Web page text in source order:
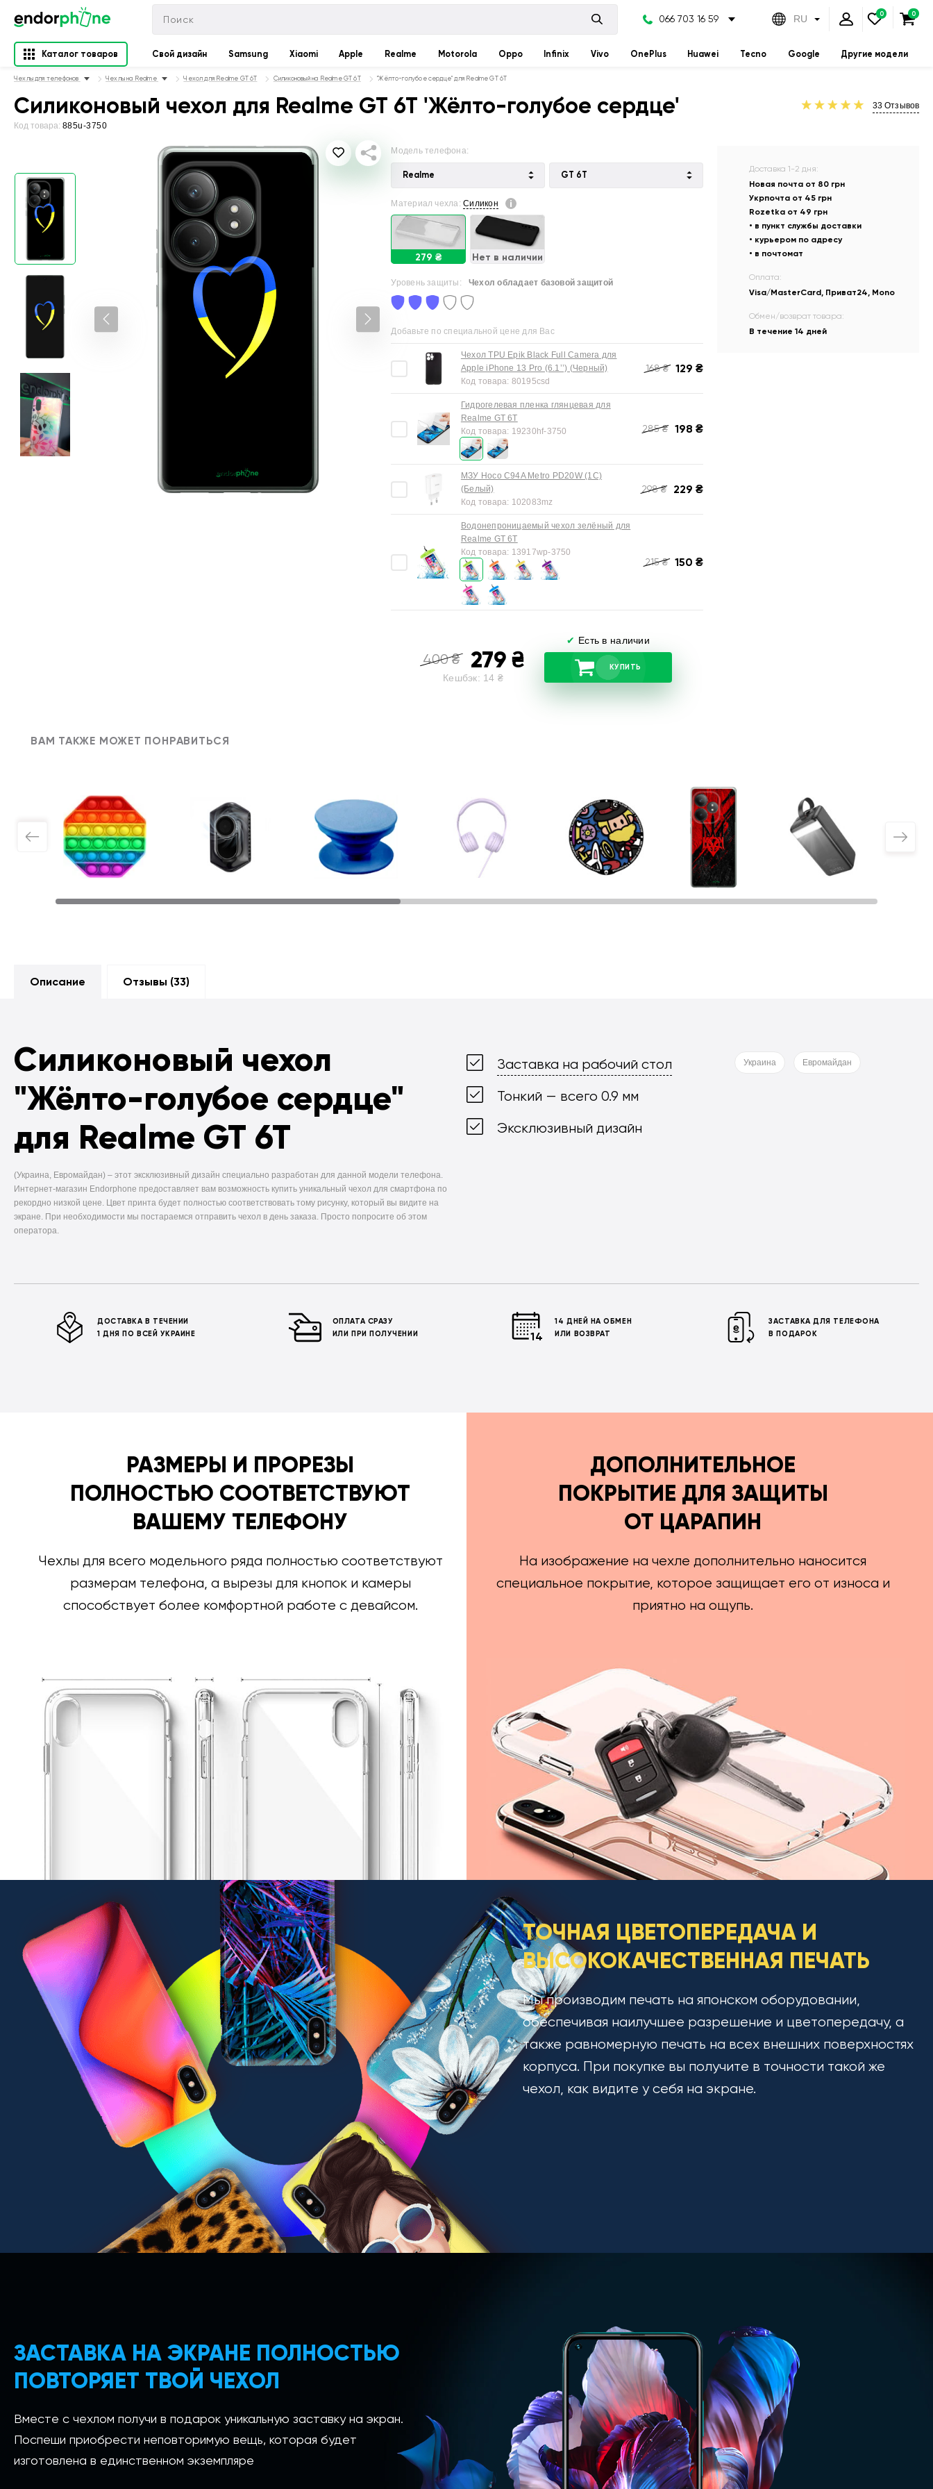
066 703 16 59 RU
Каталог товаров Свой дизайн Samsung Xiaomi Apple Realme Motorola Oppo Infinix Vivo OnePlus Huawei Tecno Google Другие модели
Чехлы для телефонов Чехлы на Realme Чехол для Realme GT 6T Силиконовый на Realme GT 6T "Жёлто-голубое сердце" для Realme GT 6T
Силиконовый чехол для Realme GT 6T 'Жёлто-голубое сердце'
Код товара: 885u-3750
33 Отзывов
Модель телефона:
Realme GT 6T
Материал чехла:Силикон
279 ₴ Нет в наличии
Уровень защиты: Чехол обладает базовой защитой
Добавьте по специальной цене для Вас
Чехол TPU Epik Black Full Camera для
Apple iPhone 13 Pro (6.1’’) (Черный)
Код товара: 80195csd
168₴ 129 ₴
Гидрогелевая пленка глянцевая для
Realme GT 6T
Код товара: 19230hf-3750 285₴ 198 ₴
МЗУ Hoco C94A Metro PD20W (1C)
(Белый)
Код товара: 102083mz
298₴ 229 ₴
Водонепроницаемый чехол зелёный для
Realme GT 6T
Код товара: 13917wp-3750
215₴ 150 ₴
400₴ 279 ₴
Кешбэк: 14 ₴
✔ Есть в наличии
КУПИТЬ
Доставка 1-2 дня:
Новая почта от 80 грн
Укрпочта от 45 грн
Rozetka от 49 грн
• в пункт службы доставки
• курьером по адресу
• в почтомат
Оплата:
Visa/MasterCard, Приват24, Mono
Обмен/возврат товара:
В течение 14 дней
ВАМ ТАКЖЕ МОЖЕТ ПОНРАВИТЬСЯ
Описание Отзывы (33)
Силиконовый чехол
"Жёлто-голубое сердце"
для Realme GT 6T
(Украина, Евромайдан) – этот эксклюзивный дизайн специально разработан для данной модели телефона.
Интернет-магазин Endorphone предоставляет вам возможность купить уникальный чехол для смартфона по
рекордно низкой цене. Цвет принта будет полностью соответствовать тому рисунку, который вы видите на
экране. При необходимости мы постараемся отправить чехол в день заказа. Просто попросите об этом
оператора.
Заставка на рабочий стол
Тонкий — всего 0.9 мм
Эксклюзивный дизайн
Украина Евромайдан
ДОСТАВКА В ТЕЧЕНИИ
1 ДНЯ ПО ВСЕЙ УКРАИНЕ
ОПЛАТА СРАЗУ
ИЛИ ПРИ ПОЛУЧЕНИИ
14 ДНЕЙ НА ОБМЕН
ИЛИ ВОЗВРАТ
ЗАСТАВКА ДЛЯ ТЕЛЕФОНА
В ПОДАРОК
РАЗМЕРЫ И ПРОРЕЗЫ
ПОЛНОСТЬЮ СООТВЕТСТВУЮТ
ВАШЕМУ ТЕЛЕФОНУ
Чехлы для всего модельного ряда полностью соответствуют
размерам телефона, а вырезы для кнопок и камеры
способствует более комфортной работе с девайсом.
ДОПОЛНИТЕЛЬНОЕ
ПОКРЫТИЕ ДЛЯ ЗАЩИТЫ
ОТ ЦАРАПИН
На изображение на чехле дополнительно наносится
специальное покрытие, которое защищает его от износа и
приятно на ощупь.
ТОЧНАЯ ЦВЕТОПЕРЕДАЧА И
ВЫСОКОКАЧЕСТВЕННАЯ ПЕЧАТЬ
Мы производим печать на японском оборудовании,
обеспечивая наилучшее разрешение и цветопередачу, а
также равномерную печать на всех внешних поверхностях
корпуса. При покупке вы получите в точности такой же
чехол, как видите у себя на экране.
ЗАСТАВКА НА ЭКРАНЕ ПОЛНОСТЬЮ
ПОВТОРЯЕТ ТВОЙ ЧЕХОЛ
Вместе с чехлом получи в подарок уникальную заставку на экран.
Поспеши приобрести неповторимую вещь, которая будет
изготовлена в единственном экземпляре